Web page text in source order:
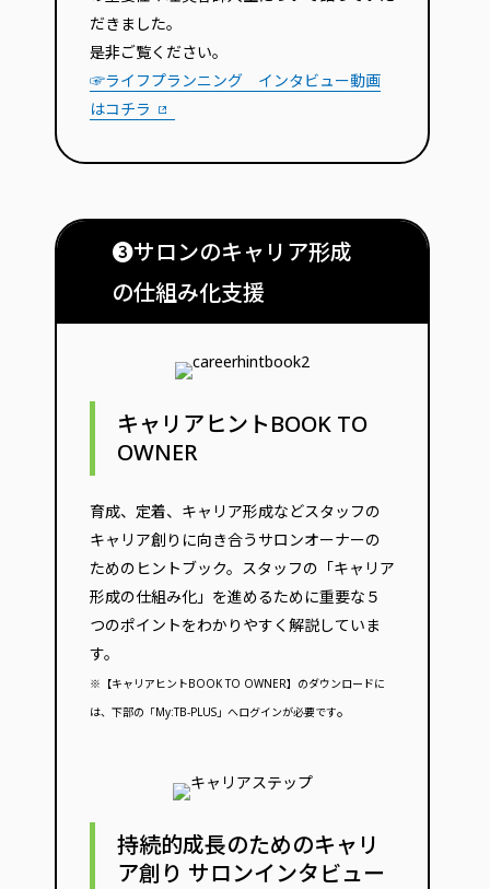
だきました。
是非ご覧ください。
☞ライフプランニング インタビュー動画
はコチラ
❸サロンのキャリア形成
の仕組み化支援
キャリアヒントBOOK TO
OWNER
育成、定着、キャリア形成などスタッフの
キャリア創りに向き合うサロンオーナーの
ためのヒントブック。スタッフの「キャリア
形成の仕組み化」を進めるために重要な５
つのポイントをわかりやすく解説していま
す。
※【キャリアヒントBOOK TO OWNER】のダウンロードに
は、下部の「My:TB-PLUS」へログインが必要です。
持続的成長のためのキャリ
ア創り サロンインタビュー